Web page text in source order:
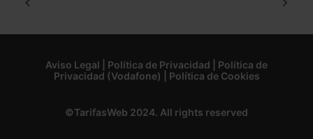
Aviso Legal Política de Privacidad
Política de
Privacidad (Vodafone)
Política de Cookies
©TarifasWeb 2024. All rights reserved